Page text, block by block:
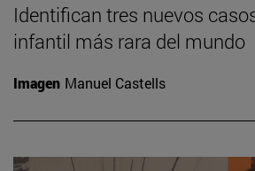
Identifican tres nuevos
infantil más rara del mundo
Imagen Manuel Castells